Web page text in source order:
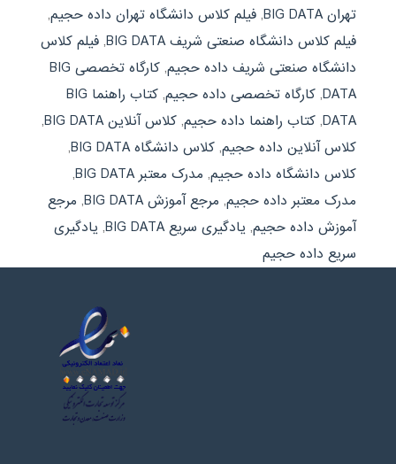
تهران BIG DATA
, فیلم کلاس دانشگاه تهران داده حجيم,
فیلم کلاس دانشگاه صنعتی شریف BIG DATA
, فیلم کلاس
دانشگاه صنعتی شریف داده حجيم,
کارگاه تخصصی BIG
DATA
, کارگاه تخصصی داده حجيم,
کتاب راهنما BIG
DATA
, کتاب راهنما داده حجيم, کلاس آنلاین BIG DATA
,
کلاس آنلاین داده حجيم, کلاس دانشگاه BIG DATA
,
کلاس دانشگاه داده حجيم, مدرک معتبر BIG DATA
,
مدرک معتبر داده حجيم, مرجع آموزش BIG DATA , مرجع
آموزش داده حجيم, یادگیری سریع BIG DATA , یادگیری
سریع داده حجيم